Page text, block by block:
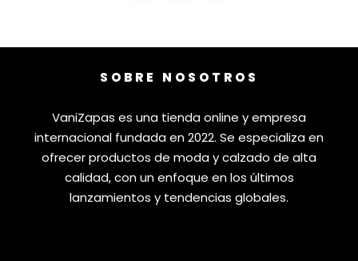
SOBRE NOSOTROS
VaniZapas es una tienda online y empresa
internacional fundada en 2022. Se especializa en
ofrecer productos de moda y calzado de alta
calidad, con un enfoque en los últimos
lanzamientos y tendencias globales.